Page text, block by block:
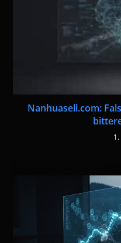
Nanhuasell.com: